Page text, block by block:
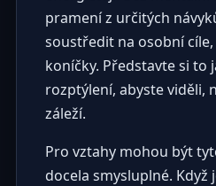
pramení z určitých
soustředit na osobní
koníčky. Představte si to
rozptýlení, abyste viděli,
záleží.
Pro vztahy mohou být
docela smysluplné.